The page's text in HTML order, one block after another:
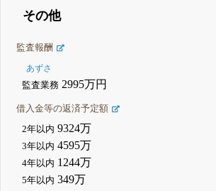
その他
監査報酬
あずさ
監査業務 2995万円
借入金等の返済予定額
2年以内 9324万
3年以内 4595万
4年以内 1244万
5年以内 349万